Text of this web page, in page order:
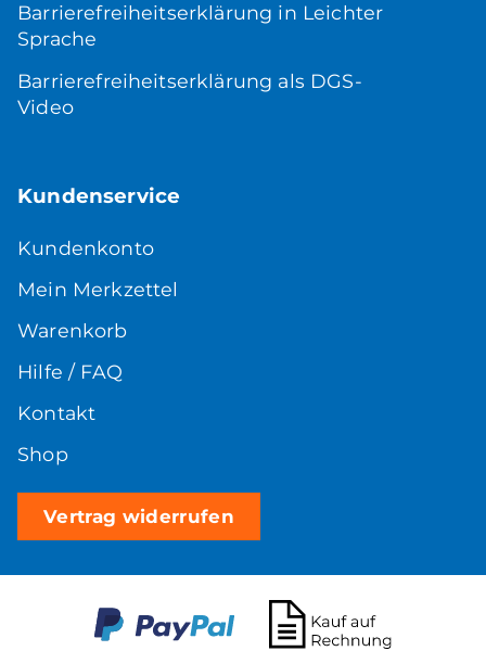
Barrierefreiheitserklärung in Leichter
Sprache
Barrierefreiheitserklärung als DGS-
Video
Kundenservice
Kundenkonto
Mein Merkzettel
Warenkorb
Hilfe / FAQ
Kontakt
Shop
Vertrag widerrufen